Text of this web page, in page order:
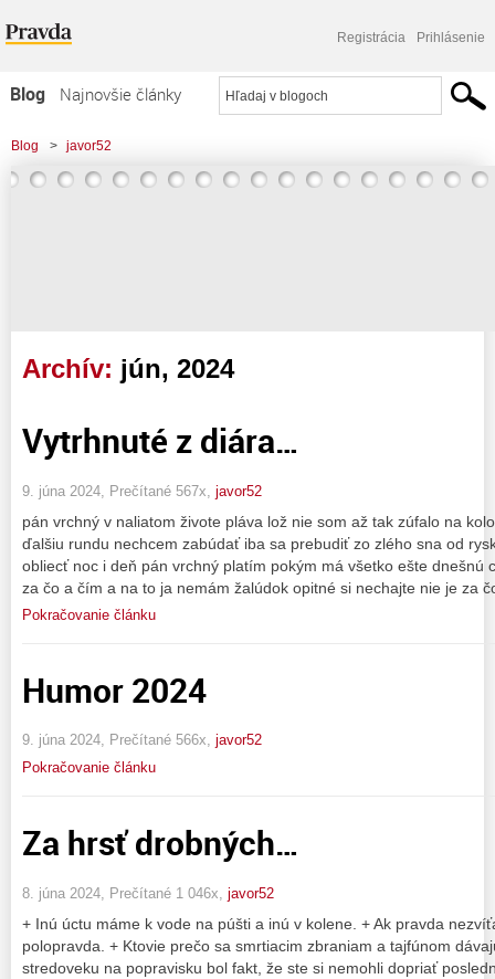
Registrácia Prihlásenie
Blog
Najnovšie články
Najčítanejšie články
Najkomentovanejšie články
Blog > javor52
Archív: jún, 2024
Vytrhnuté z diára…
9. júna 2024, Prečítané 567x, javor52
pán vrchný v naliatom živote pláva lož nie som až tak zúfalo na
ďalšiu rundu nechcem zabúdať iba sa prebudiť zo zlého sna od
obliecť noc i deň pán vrchný platím pokým má všetko ešte dnešnú
za čo a čím a na to ja nemám žalúdok opitné si nechajte nie je za
Pokračovanie článku
Humor 2024
9. júna 2024, Prečítané 566x, javor52
Pokračovanie článku
Za hrsť drobných…
8. júna 2024, Prečítané 1 046x, javor52
+ Inú úctu máme k vode na púšti a inú v kolene. + Ak pravda
polopravda. + Ktovie prečo sa smrtiacim zbraniam a tajfúnom
stredoveku na popravisku bol fakt, že ste si nemohli dopriať